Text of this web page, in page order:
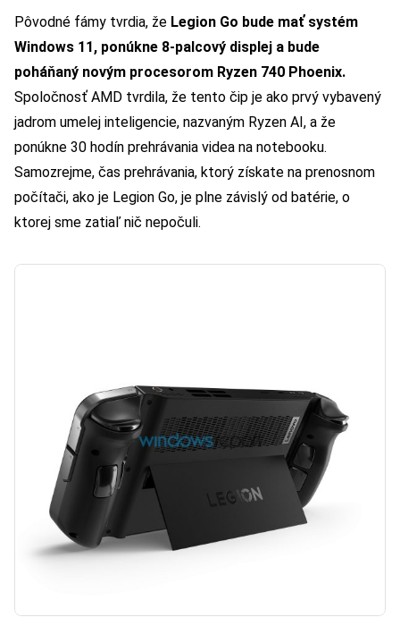
Pôvodné fámy tvrdia, že Legion Go bude mať systém
Windows 11, ponúkne 8-palcový displej a bude
poháňaný novým procesorom Ryzen 740 Phoenix.
Spoločnosť AMD tvrdila, že tento čip je ako prvý vybavený
jadrom umelej inteligencie, nazvaným Ryzen AI, a že
ponúkne 30 hodín prehrávania videa na notebooku.
Samozrejme, čas prehrávania, ktorý získate na prenosnom
počítači, ako je Legion Go, je plne závislý od batérie, o
ktorej sme zatiaľ nič nepočuli.